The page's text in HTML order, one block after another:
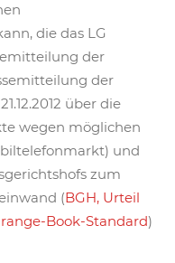
die das LG
der
der
über die
wegen möglichen
und
zum
(BGH, Urteil
Book-Standard)